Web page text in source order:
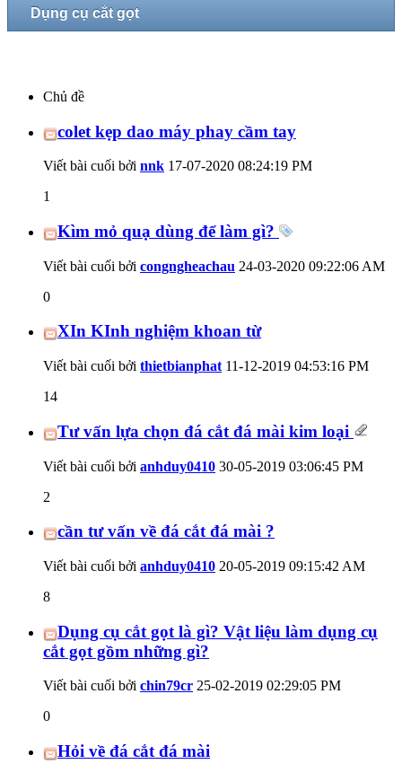
Dụng cụ cắt gọt
Chủ đề
colet kẹp dao máy phay cầm tay
Viết bài cuối bởi nnk 17-07-2020 08:24:19 PM
1
Kìm mỏ quạ dùng để làm gì?
Viết bài cuối bởi congngheachau 24-03-2020 09:22:06 AM
0
XIn KInh nghiệm khoan từ
Viết bài cuối bởi thietbianphat 11-12-2019 04:53:16 PM
14
Tư vấn lựa chọn đá cắt đá mài kim loại
Viết bài cuối bởi anhduy0410 30-05-2019 03:06:45 PM
2
cần tư vấn về đá cắt đá mài ?
Viết bài cuối bởi anhduy0410 20-05-2019 09:15:42 AM
8
Dụng cụ cắt gọt là gì? Vật liệu làm dụng cụ
cắt gọt gồm những gì?
Viết bài cuối bởi chin79cr 25-02-2019 02:29:05 PM
0
Hỏi về đá cắt đá mài